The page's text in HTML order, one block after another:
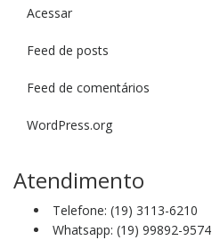
Acessar
Feed de posts
Feed de comentários
WordPress.org
Atendimento
Telefone: (19) 3113-6210
Whatsapp: (19) 99892-9574